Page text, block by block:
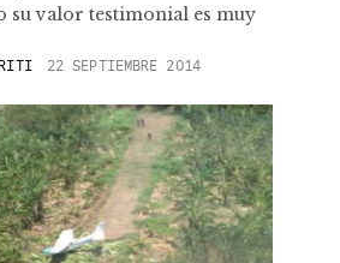
su valor testimonial es muy
22 SEPTIEMBRE 2014